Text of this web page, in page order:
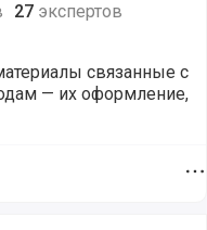
27 экспертов
связанные с
— их оформление,